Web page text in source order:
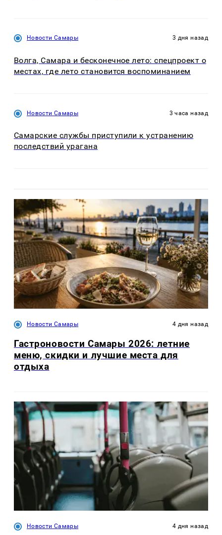
Новости Самары 3 дня назад
Волга, Самара и бесконечное лето: спецпроект о
местах, где лето становится воспоминанием
Новости Самары 3 часа назад
Самарские службы приступили к устранению
последствий урагана
Новости Самары 4 дня назад
Гастроновости Самары 2026: летние
меню, скидки и лучшие места для
отдыха
Новости Самары 4 дня назад